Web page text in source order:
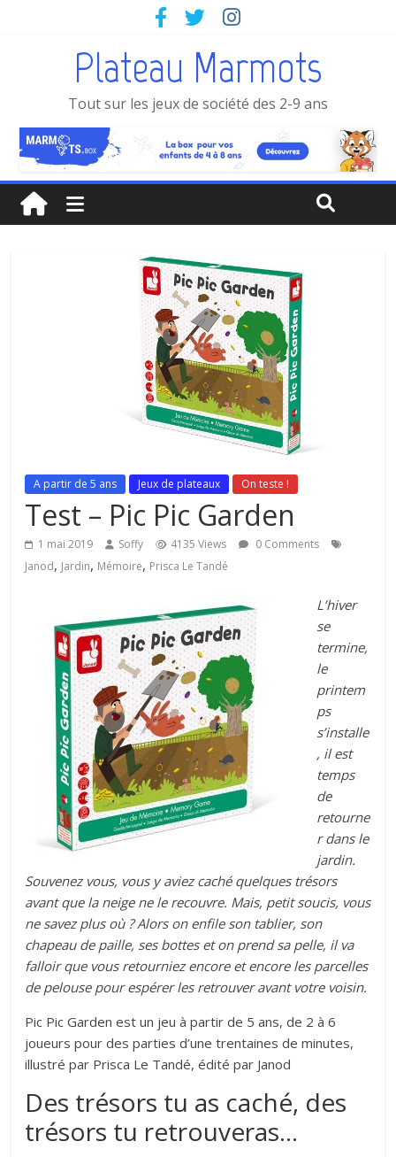
Plateau Marmots
Tout sur les jeux de société des 2-9 ans
A partir de 5 ans Jeux de plateaux On teste !
Test – Pic Pic Garden
1 mai 2019 Soffy 4135 Views
0 Comments
Janod, Jardin, Mémoire, Prisca Le Tandé
L’hiver
se
termine,
le
printem
ps
s’installe
, il est
temps
de
retourne
r dans le
jardin.
Souvenez vous, vous y aviez caché quelques trésors
avant que la neige ne le recouvre. Mais, petit soucis, vous
ne savez plus où ? Alors on enfile son tablier, son
chapeau de paille, ses bottes et on prend sa pelle, il va
falloir que vous retourniez encore et encore les parcelles
de pelouse pour espérer les retrouver avant votre voisin.
Pic Pic Garden est un jeu à partir de 5 ans, de 2 à 6
joueurs pour des parties d’une trentaines de minutes,
illustré par Prisca Le Tandé, édité par Janod
Des trésors tu as caché, des
trésors tu retrouveras…